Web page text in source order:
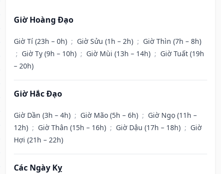
Giờ Hoàng Đạo
Giờ Tí (23h – 0h) ; Giờ Sửu (1h – 2h) ; Giờ Thìn (7h – 8h)
; Giờ Tỵ (9h – 10h) ; Giờ Mùi (13h – 14h) ; Giờ Tuất (19h
– 20h)
Giờ Hắc Đạo
Giờ Dần (3h – 4h) ; Giờ Mão (5h – 6h) ; Giờ Ngọ (11h –
12h) ; Giờ Thân (15h – 16h) ; Giờ Dậu (17h – 18h) ; Giờ
Hợi (21h – 22h)
Các Ngày Kỵ